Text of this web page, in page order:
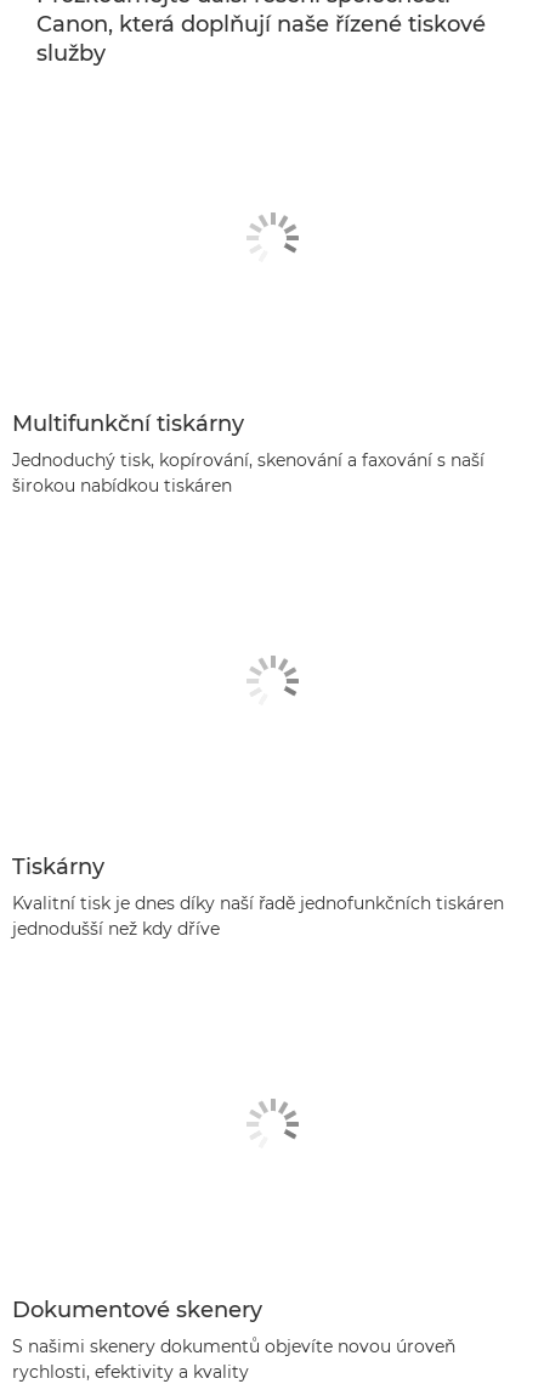
Canon, která doplňují naše řízené tiskové
služby
Multifunkční tiskárny
Jednoduchý tisk, kopírování, skenování a faxování s naší
širokou nabídkou tiskáren
Tiskárny
Kvalitní tisk je dnes díky naší řadě jednofunkčních tiskáren
jednodušší než kdy dříve
Dokumentové skenery
S našimi skenery dokumentů objevíte novou úroveň
rychlosti, efektivity a kvality